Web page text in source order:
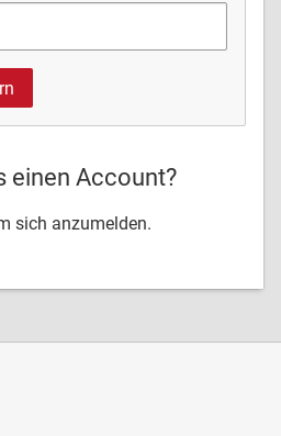
einen Account?
sich anzumelden.